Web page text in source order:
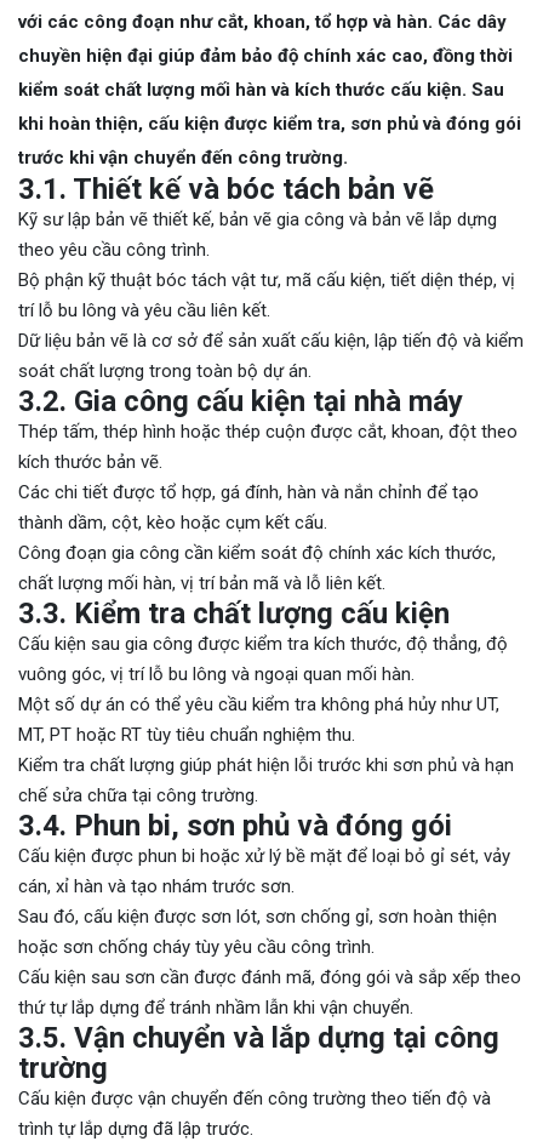
với các công đoạn như cắt, khoan, tổ hợp và hàn. Các dây
chuyền hiện đại giúp đảm bảo độ chính xác cao, đồng thời
kiểm soát chất lượng mối hàn và kích thước cấu kiện. Sau
khi hoàn thiện, cấu kiện được kiểm tra, sơn phủ và đóng gói
trước khi vận chuyển đến công trường.
3.1. Thiết kế và bóc tách bản vẽ
Kỹ sư lập bản vẽ thiết kế, bản vẽ gia công và bản vẽ lắp dựng
theo yêu cầu công trình.
Bộ phận kỹ thuật bóc tách vật tư, mã cấu kiện, tiết diện thép, vị
trí lỗ bu lông và yêu cầu liên kết.
Dữ liệu bản vẽ là cơ sở để sản xuất cấu kiện, lập tiến độ và kiểm
soát chất lượng trong toàn bộ dự án.
3.2. Gia công cấu kiện tại nhà máy
Thép tấm, thép hình hoặc thép cuộn được cắt, khoan, đột theo
kích thước bản vẽ.
Các chi tiết được tổ hợp, gá đính, hàn và nắn chỉnh để tạo
thành dầm, cột, kèo hoặc cụm kết cấu.
Công đoạn gia công cần kiểm soát độ chính xác kích thước,
chất lượng mối hàn, vị trí bản mã và lỗ liên kết.
3.3. Kiểm tra chất lượng cấu kiện
Cấu kiện sau gia công được kiểm tra kích thước, độ thẳng, độ
vuông góc, vị trí lỗ bu lông và ngoại quan mối hàn.
Một số dự án có thể yêu cầu kiểm tra không phá hủy như UT,
MT, PT hoặc RT tùy tiêu chuẩn nghiệm thu.
Kiểm tra chất lượng giúp phát hiện lỗi trước khi sơn phủ và hạn
chế sửa chữa tại công trường.
3.4. Phun bi, sơn phủ và đóng gói
Cấu kiện được phun bi hoặc xử lý bề mặt để loại bỏ gỉ sét, vảy
cán, xỉ hàn và tạo nhám trước sơn.
Sau đó, cấu kiện được sơn lót, sơn chống gỉ, sơn hoàn thiện
hoặc sơn chống cháy tùy yêu cầu công trình.
Cấu kiện sau sơn cần được đánh mã, đóng gói và sắp xếp theo
thứ tự lắp dựng để tránh nhầm lẫn khi vận chuyển.
3.5. Vận chuyển và lắp dựng tại công
trường
Cấu kiện được vận chuyển đến công trường theo tiến độ và
trình tự lắp dựng đã lập trước.